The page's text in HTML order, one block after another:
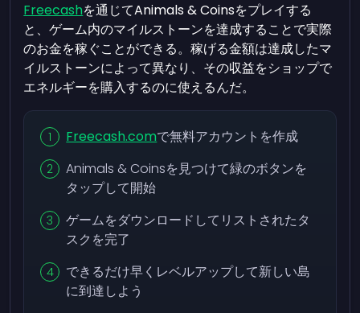
Freecashを通じてAnimals & Coinsをプレイする
と、ゲーム内のマイルストーンを達成することで実際
のお金を稼ぐことができる。稼げる金額は達成したマ
イルストーンによって異なり、その収益をショップで
エネルギーを購入するのに使えるんだ。
Freecash.comで無料アカウントを作成
Animals & Coinsを見つけて緑のボタンを
タップして開始
ゲームをダウンロードしてリストされたタ
スクを完了
できるだけ早くレベルアップして新しい島
に到達しよう